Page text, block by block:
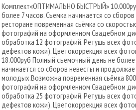
Комплект«ОПТИМАЛЬНО БЫСТРЫЙ»
более 7 часов. Съемка начинается со
ресторане повременная сьёмка со
фотографий на оформленном Свадебном
обработка 12 фотографий. Ретушь всех
дефектов кожи). Цветокоррекция всех
18.000руб Полный съемочный день не более
начинается со сборов невесты и
молодых.Возможна повременная сьёмка
фотографий на оформленном Свадебном
обработка 25 фотографий. Ретушь всех
дефектов кожи). Цветокоррекция всех